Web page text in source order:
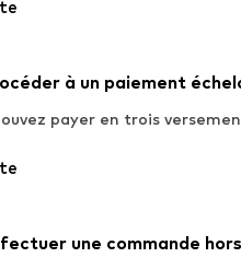
à un paiement
payer en trois
une commande